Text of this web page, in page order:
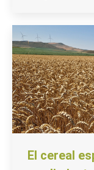
El cereal